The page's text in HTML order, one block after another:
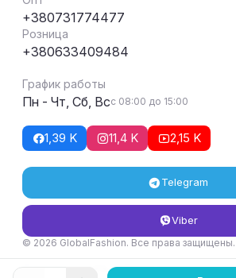
+380731774477
Розница
+380633409484
График работы
Пн - Чт, Сб, Всс 08:00 до 15:00
1,39 K 11,4 K 2,15 K
Telegram
Viber
© 2026 GlobalFashion. Все права защищены.
Условия возврата и обмена товара